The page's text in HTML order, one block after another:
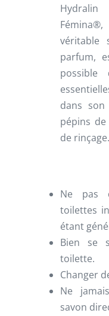
véritable
parfum,
dans son
pépins de
de rinçage.
Ne pas
toilettes
étant
Bien se
toilette.
Changer
Ne
savon